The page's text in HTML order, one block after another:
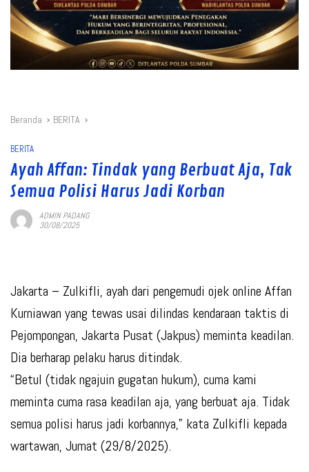
Beranda BERITA
BERITA
Ayah Affan: Tindak yang Berbuat Aja, Tak
Semua Polisi Harus Jadi Korban
ADMIN PADANG
30/08/2025
Jakarta – Zulkifli, ayah dari pengemudi ojek online Affan
Kurniawan yang tewas usai dilindas kendaraan taktis di
Pejompongan, Jakarta Pusat (Jakpus) meminta keadilan.
Dia berharap pelaku harus ditindak.
“Betul (tidak ngajuin gugatan hukum), cuma kami
meminta cuma rasa keadilan aja, yang berbuat aja. Tidak
semua polisi harus jadi korbannya,” kata Zulkifli kepada
wartawan, Jumat (29/8/2025).